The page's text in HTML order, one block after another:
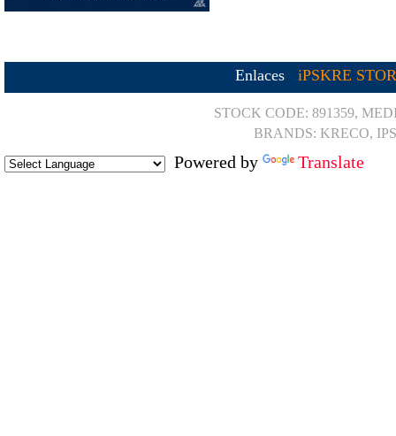
Enlaces iPSKRE
STOCK CODE: 891359,
BRANDS: KRECO,
Powered by Translate